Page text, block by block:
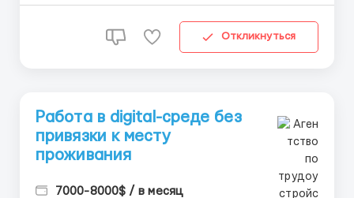
Откликнуться
Работа в digital-среде без
привязки к месту
проживания
7000-8000$ / в месяц